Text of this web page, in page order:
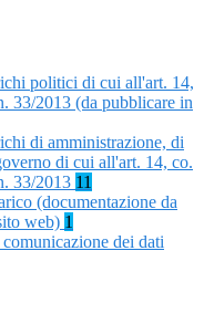
politici di cui all'art. 14,
33/2013 (da pubblicare in
di amministrazione, di
di cui all'art. 14, co.
33/2013 11
(documentazione da
web) 1
dei dati